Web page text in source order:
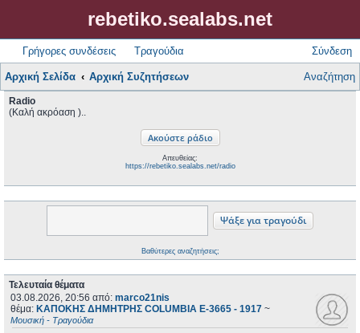
rebetiko.sealabs.net
Γρήγορες συνδέσεις Τραγούδια Σύνδεση
Αρχική Σελίδα Αρχική Συζητήσεων Αναζήτηση
Radio
(Καλή ακρόαση )..
Απευθείας:
https://rebetiko.sealabs.net/radio
Βαθύτερες αναζητήσεις;
Τελευταία θέματα
03.08.2026, 20:56 από: marco21nis
θέμα: ΚΑΠΟΚΗΣ ΔΗΜΗΤΡΗΣ COLUMBIA E-3665 - 1917 ~
Μουσική - Τραγούδια